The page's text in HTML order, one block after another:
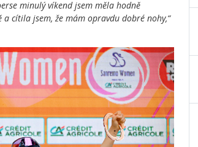
minulý víkend jsem měla hodně
cítila jsem, že mám opravdu dobré nohy,“